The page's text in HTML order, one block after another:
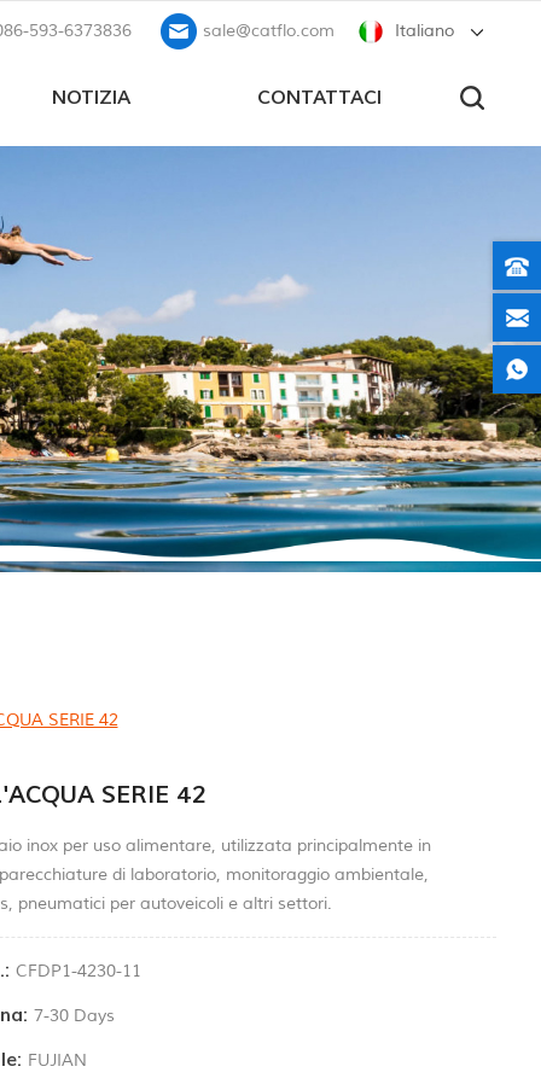
Italiano
593-6373836 sale@catflo.com
NOTIZIA CONTATTACI
SERIE 42
SERIE 42
inox per uso alimentare, utilizzata principalmente in
di laboratorio, monitoraggio ambientale,
pneumatici per autoveicoli e altri settori.
CFDP1-4230-11
7-30 Days
FUJIAN